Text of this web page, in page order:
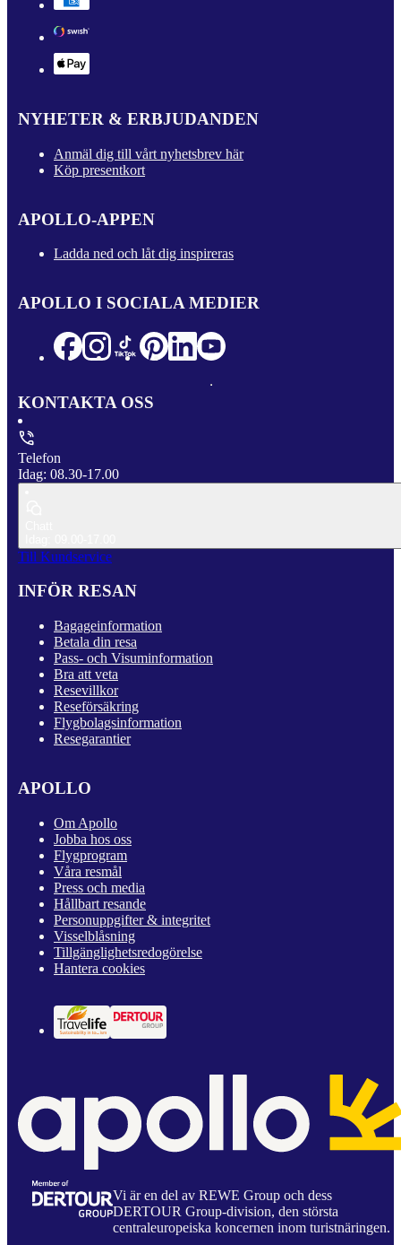
NYHETER & ERBJUDANDEN
Anmäl dig till vårt nyhetsbrev här
Köp presentkort
APOLLO-APPEN
Ladda ned och låt dig inspireras
APOLLO I SOCIALA MEDIER
KONTAKTA OSS
Telefon
Idag: 08.30-17.00
Till Kundservice
INFÖR RESAN
Bagageinformation
Betala din resa
Pass- och Visuminformation
Bra att veta
Resevillkor
Reseförsäkring
Flygbolagsinformation
Resegarantier
APOLLO
Om Apollo
Jobba hos oss
Flygprogram
Våra resmål
Press och media
Hållbart resande
Personuppgifter & integritet
Visselblåsning
Tillgänglighetsredogörelse
Hantera cookies
Vi är en del av REWE Group och dess
DERTOUR Group-division, den största
centraleuropeiska koncernen inom turistnäringen.